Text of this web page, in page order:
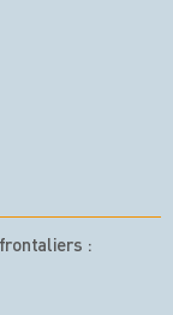
: